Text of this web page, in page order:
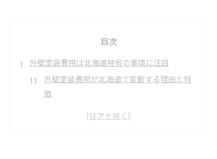
目次
外壁塗装費用は北海道特有の事情に注目
外壁塗装費用が北海道で変動する理由と特
徴
寒冷地の外壁塗装はなぜ費用が高くなりや